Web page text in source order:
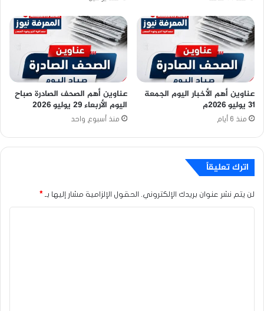
عناوين أهم الأخبار اليوم الجمعة
٣١ يوليو ٢٠٢٦م
منذ 6 أيام
عناوين أهم الصحف الصادرة صباح
اليوم الأربعاء 29 يوليو 2026
منذ أسبوع واحد
اترك تعليقاً
لن يتم نشر عنوان بريدك الإلكتروني. الحقول الإلزامية مشار إليها بـ *